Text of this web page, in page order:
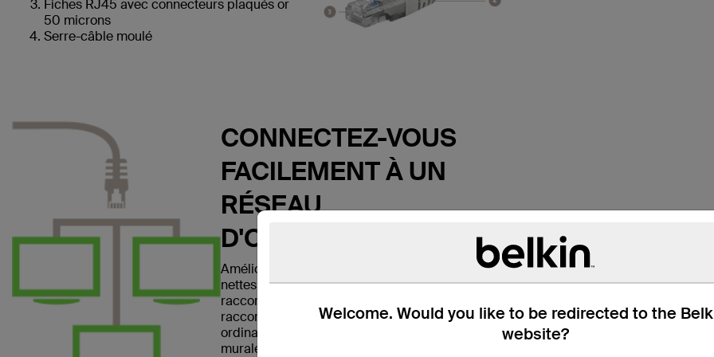
Welcome. Would you like to be redirected to the
website?
Fiches RJ45 avec connecteurs plaqués or
50 microns
Serre-câble moulé
CONNECTEZ-VOUS
FACILEMENT À UN
RÉSEAU
D'ORDINATEURS
Améliorez votre réseau et profitez de transmissions
nettes et claires avec le câble Belkin de
raccordement Ethernet CAT6. Ce câble de
raccordement vous permet de connecter un
ordinateur portable ou de bureau à une prise
murale, un modem, un routeur ou un autre